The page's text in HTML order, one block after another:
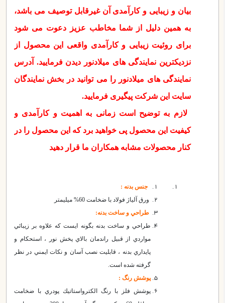
بیان و زیبایی و کارآمدی آن غیرقابل توصیف می باشد،
به همین دلیل از شما مخاطب عزیز دعوت می شود
برای روئیت زیبایی و کارآمدی واقعی این محصول از
نزدیکترین نمایندگی های میلادنور دیدن فرمایید. آدرس
نمایندگی های میلادنور را می توانید در بخش نمایندگان
سایت این شرکت پیگیری فرمایید.
لازم به توضیح است زمانی به اهمیت و کارآمدی و
کیفیت این محصول پی خواهید برد که این محصول را در
کنار محصولات مشابه همکاران ما قرار دهید
جنس بدنه :
ورق آلياژ فولاد با ضخامت 60% ميليمتر
طراحي و ساخت بدنه:
طراحي و ساخت بدنه بگونه ايست كه علاوه بر زيبائي
مواردي از قبيل راندمان بالاي پخش نور ، استحكام و
پايداري بدنه ، قابليت نصب آسان و نكات ايمني در نظر
گرفته شده است.
پوشش رنگ :
پوشش فلز با رنگ الكترواستاتيك پودري با ضخامت